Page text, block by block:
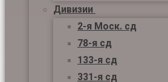
Дивизии
2-я Моск. сд
78-я сд
133-я сд
331-я сд